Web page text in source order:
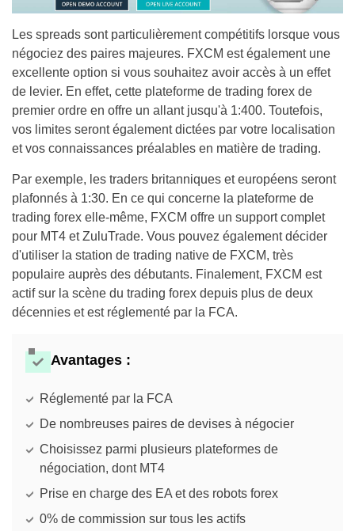
Les spreads sont particulièrement compétitifs lorsque vous
négociez des paires majeures. FXCM est également une
excellente option si vous souhaitez avoir accès à un effet
de levier. En effet, cette plateforme de trading forex de
premier ordre en offre un allant jusqu'à 1:400. Toutefois,
vos limites seront également dictées par votre localisation
et vos connaissances préalables en matière de trading.
Par exemple, les traders britanniques et européens seront
plafonnés à 1:30. En ce qui concerne la plateforme de
trading forex elle-même, FXCM offre un support complet
pour MT4 et ZuluTrade. Vous pouvez également décider
d'utiliser la station de trading native de FXCM, très
populaire auprès des débutants. Finalement, FXCM est
actif sur la scène du trading forex depuis plus de deux
décennies et est réglementé par la FCA.
Avantages :
Réglementé par la FCA
De nombreuses paires de devises à négocier
Choisissez parmi plusieurs plateformes de
négociation, dont MT4
Prise en charge des EA et des robots forex
0% de commission sur tous les actifs